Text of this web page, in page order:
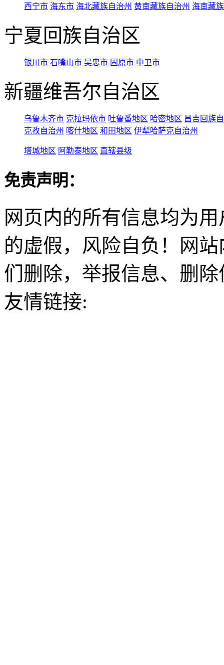
西宁市 海东市 海北藏族自治州 黄南藏族自治州 海南藏
宁夏回族自治区
银川市 石嘴山市 吴忠市 固原市 中卫市
新疆维吾尔自治区
乌鲁木齐市 克拉玛依市 吐鲁番地区 哈密地区 昌吉回族
克孜自治州 喀什地区 和田地区 伊犁哈萨克自治州
塔城地区 阿勒泰地区 直辖县级
免责声明：
网页内的所有信息均为
的虚假，风险自负！网
们删除，举报信息、删
友情链接: